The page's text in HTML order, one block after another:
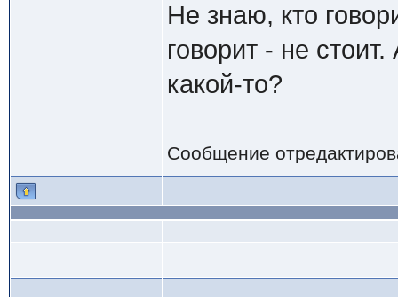
Не знаю, кто
говорит - не
какой-то?
Сообщение